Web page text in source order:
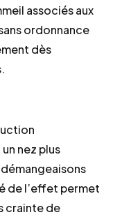
associés aux
ordonnance
dès
nez plus
de l’effet permet
crainte de